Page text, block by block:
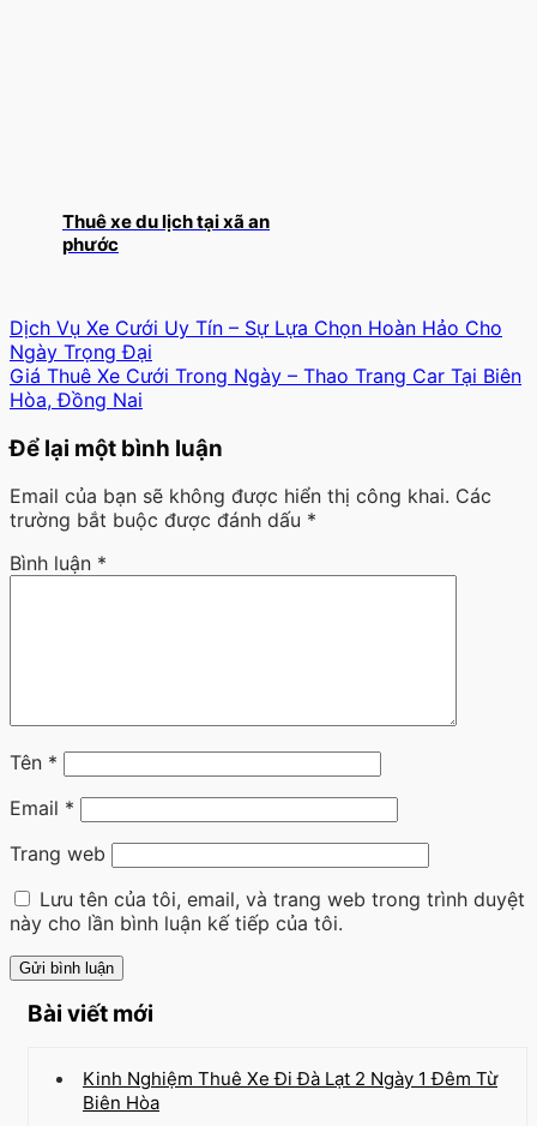
Thuê xe du lịch tại xã an
phước
Dịch Vụ Xe Cưới Uy Tín – Sự Lựa Chọn Hoàn Hảo Cho
Ngày Trọng Đại
Giá Thuê Xe Cưới Trong Ngày – Thao Trang Car Tại Biên
Hòa, Đồng Nai
Để lại một bình luận
Email của bạn sẽ không được hiển thị công khai. Các
trường bắt buộc được đánh dấu *
Bình luận *
Tên *
Email *
Trang web
Lưu tên của tôi, email, và trang web trong trình duyệt
này cho lần bình luận kế tiếp của tôi.
Bài viết mới
Kinh Nghiệm Thuê Xe Đi Đà Lạt 2 Ngày 1 Đêm Từ
Biên Hòa